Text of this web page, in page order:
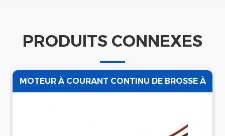
PRODUITS CONNEXES
MOTEUR À COURANT CONTINU DE BROSSE À